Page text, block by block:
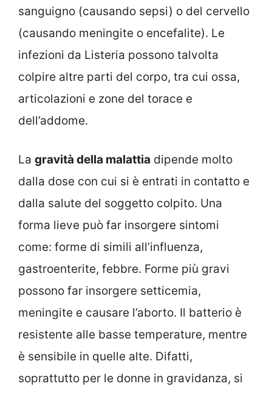
sanguigno (causando sepsi) o del cervello
(causando meningite o encefalite). Le
infezioni da Listeria possono talvolta
colpire altre parti del corpo, tra cui ossa,
articolazioni e zone del torace e
dell’addome.
La gravità della malattia dipende molto
dalla dose con cui si è entrati in contatto e
dalla salute del soggetto colpito. Una
forma lieve può far insorgere sintomi
come: forme di simili all’influenza,
gastroenterite, febbre. Forme più gravi
possono far insorgere setticemia,
meningite e causare l’aborto. Il batterio è
resistente alle basse temperature, mentre
è sensibile in quelle alte. Difatti,
soprattutto per le donne in gravidanza, si